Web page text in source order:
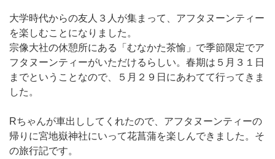
大学時代からの友人３人が集まって、アフタヌーンティー
を楽しむことになりました。
宗像大社の休憩所にある「むなかた茶愉」で季節限定でア
フタヌーンティーがいただけるらしい。春期は５月３１日
までということなので、５月２９日にあわてて行ってきま
した。
Rちゃんが車出ししてくれたので、アフタヌーンティーの
帰りに宮地嶽神社にいって花菖蒲を楽しんできました。そ
の旅行記です。